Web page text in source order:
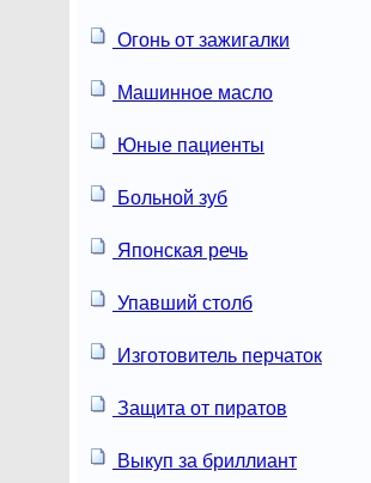
Огонь от зажигалки
Машинное масло
Юные пациенты
Больной зуб
Японская речь
Упавший столб
Изготовитель перчаток
Защита от пиратов
Выкуп за бриллиант